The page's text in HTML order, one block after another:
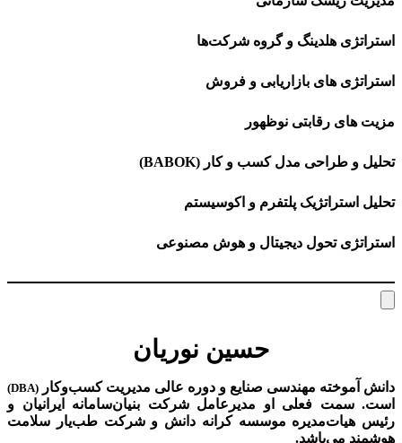
استراتژی هلدینگ و گروه شرکت‌ها
استراتژی های بازاریابی و فروش
مزیت های رقابتی نوظهور
تحلیل و طراحی مدل کسب و کار (BABOK)
تحلیل استراتژیک پلتفرم و اکوسیستم
استراتژی تحول دیجیتال و هوش مصنوعی
حسین نوریان
دانش آموخته مهندسی صنایع و دوره عالی مدیریت کسب‌و‌کار (DBA)
است. سمت فعلی او مدیرعامل شرکت بنیان‌سامانه ایرانیان و
رئیس هیات‌مدیره موسسه کرانه دانش و شرکت طب‌یار سلامت
هوشمند می‌باشد.